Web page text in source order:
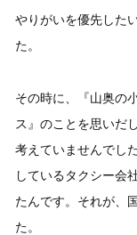
やりがいを優先した
た。
その時に、『山奥の
ス』のことを思いだ
考えていませんでし
しているタクシー会
たんです。それが、
た。